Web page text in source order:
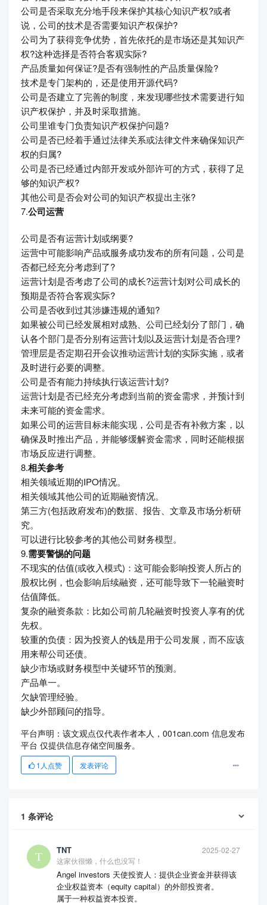
公司是否采取充分地手段来保护其核心知识产权?或者
说，公司的技术是否需要知识产权保护?
公司为了获得竞争优势，首先依托的是市场还是其知识产
权?这种选择是否符合客观实际?
产品质量如何保证?是否有强制性的产品质量保险?
技术是专门架构的，还是使用开源代码?
公司是否建立了完善的制度，来发现哪些技术需要进行知
识产权保护，并及时采取措施。
公司里谁专门负责知识产权保护问题?
公司是否已经着手通过法律关系或法律文件来确保知识产
权的归属?
公司是否已经通过内部开发或外部许可的方式，获得了足
够的知识产权?
其他公司是否会对公司的知识产权提出主张?
7.公司运营
公司是否有运营计划或纲要?
运营中可能影响产品或服务成功发布的所有问题，公司是
否都已经充分考虑到了?
运营计划是否考虑了公司的成长?运营计划对公司成长的
预期是否符合客观实际?
公司是否收到过其涉嫌违规的通知?
如果被公司已经发展相对成熟、公司已经划分了部门，确
认各个部门是否分别有运营计划以及运营计划是否合理?
管理层是否定期召开会议推动运营计划的实际实施，或者
及时进行必要的调整。
公司是否有能力持续执行该运营计划?
运营计划是否已经充分考虑到当前的资金需求，并预计到
未来可能的资金需求。
如果公司的运营目标未能实现，公司是否有补救方案，以
确保及时推出产品，并能够缓解资金需求，同时还能根据
市场反应进行调整。
8.相关参考
相关领域近期的IPO情况。
相关领域其他公司的近期融资情况。
第三方(包括政府发布)的数据、报告、文章及市场分析研
究。
可以进行比较参考的其他公司财务模型。
9.需要警惕的问题
不现实的估值(或收入模式)：这可能会影响投资人所占的
股权比例，也会影响后续融资，还可能导致下一轮融资时
估值降低。
复杂的融资条款：比如公司前几轮融资时投资人享有的优
先权。
较重的负债：因为投资人的钱是用于公司发展，而不应该
用来帮公司还债。
缺少市场或财务模型中关键环节的预测。
产品单一。
欠缺管理经验。
缺少外部顾问的指导。
平台声明：该文观点仅代表作者本人，001can.com 信息发布
平台 仅提供信息存储空间服务。
1 人点赞 发表评论
1 条评论
TNT
2025-02-27
这家伙很懒，什么也没写！
Angel investors 天使投资人：提供企业资金并获得该
企业权益资本（equity capital）的外部投资者。
属于一种权益资本投资。